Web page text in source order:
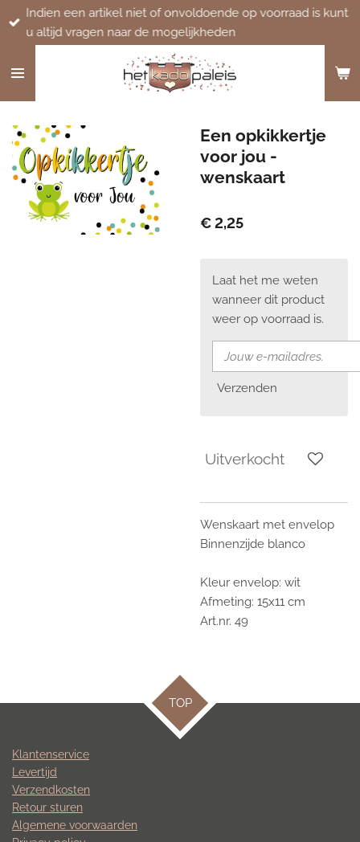
Ga
direct
de
Indien een artikel niet of onvoldoende op voorraad is kunt
u altijd vragen naar de mogelijkheden
Een opkikkertje
voor jou -
wenskaart
€ 2,25
Laat het me weten
wanneer dit product
weer op voorraad is.
Verzenden
Uitverkocht
Wenskaart met envelop
Binnenzijde blanco
Kleur envelop: wit
Afmeting: 15x11 cm
Art.nr. 49
TOP
Klantenservice
Levertijd
Verzendkosten
Retour sturen
Algemene voorwaarden